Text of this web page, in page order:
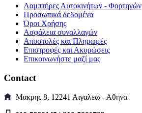
B. Κωδ.: T16BL7B1/16mm
Διαθέσιμο
ΑγοράΑγορά Σύγκριση
Quick view
ΜΟΜΕΝΤ.24V
PUSH BUTTON
Λαμπτήρες Αυτοκινήτων - Φορτηγών
Προσωπικά δεδομένα
Όροι Χρήσης
Ασφάλεια συναλλαγών
Αποστολές και Πληρωμές
Επιστροφές και Ακυρώσεις
Επικοινωνήστε μαζί μας
Contact
Μακρης 8, 12241 Αιγαλεω - Αθηνα